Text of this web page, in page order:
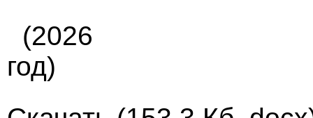
(2026
год)